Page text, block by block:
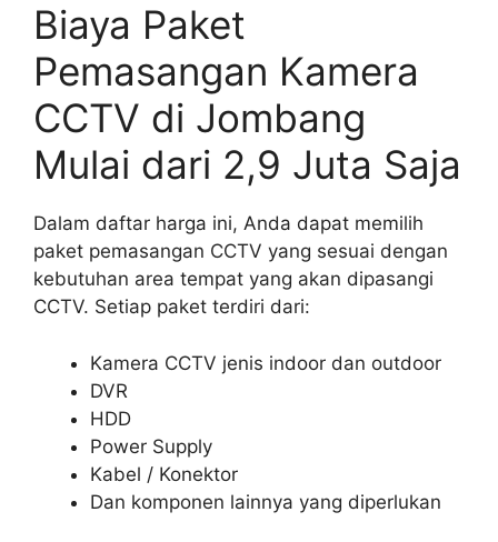
Biaya Paket
Pemasangan Kamera
CCTV di Jombang
Mulai dari 2,9 Juta Saja
Dalam daftar harga ini, Anda dapat memilih
paket pemasangan CCTV yang sesuai dengan
kebutuhan area tempat yang akan dipasangi
CCTV. Setiap paket terdiri dari:
Kamera CCTV jenis indoor dan outdoor
DVR
HDD
Power Supply
Kabel / Konektor
Dan komponen lainnya yang diperlukan